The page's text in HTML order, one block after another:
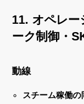
11. オペレー
ーク制御・
動線
スチーム稼働の